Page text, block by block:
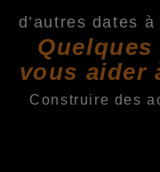
d’autres dates
vous aider
Construire des